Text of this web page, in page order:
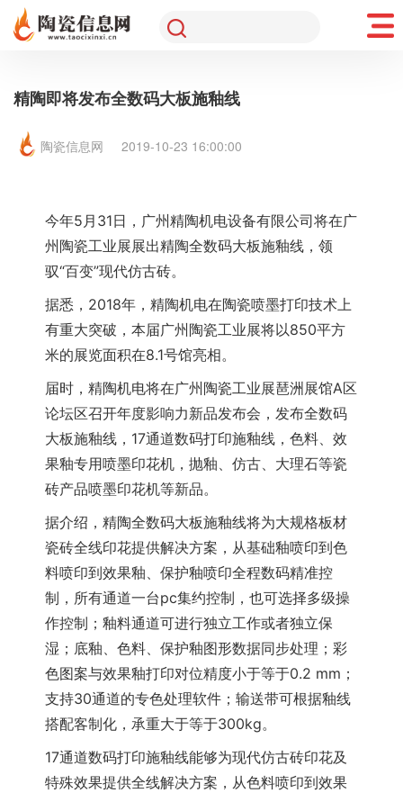
精陶即将发布全数码大板施釉线
陶瓷信息网 2019-10-23 16:00:00
今年5月31日，广州精陶机电设备有限公司将在广
州陶瓷工业展展出精陶全数码大板施釉线，领
驭“百变”现代仿古砖。
据悉，2018年，精陶机电在陶瓷喷墨打印技术上
有重大突破，本届广州陶瓷工业展将以850平方
米的展览面积在8.1号馆亮相。
届时，精陶机电将在广州陶瓷工业展琶洲展馆A区
论坛区召开年度影响力新品发布会，发布全数码
大板施釉线，17通道数码打印施釉线，色料、效
果釉专用喷墨印花机，抛釉、仿古、大理石等瓷
砖产品喷墨印花机等新品。
据介绍，精陶全数码大板施釉线将为大规格板材
瓷砖全线印花提供解决方案，从基础釉喷印到色
料喷印到效果釉、保护釉喷印全程数码精准控
制，所有通道一台pc集约控制，也可选择多级操
作控制；釉料通道可进行独立工作或者独立保
湿；底釉、色料、保护釉图形数据同步处理；彩
色图案与效果釉打印对位精度小于等于0.2 mm；
支持30通道的专色处理软件；输送带可根据釉线
搭配客制化，承重大于等于300kg。
17通道数码打印施釉线能够为现代仿古砖印花及
特殊效果提供全线解决方案，从色料喷印到效果